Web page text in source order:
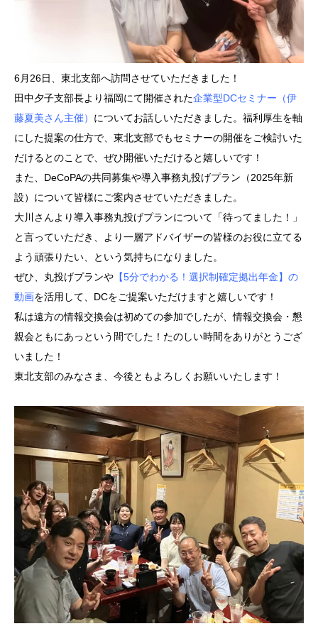
6月26日、東北支部へ訪問させていただきました！
田中夕子支部長より福岡にて開催された企業型DCセミナー（伊
藤夏美さん主催） についてお話しいただきました。福利厚生を軸
にした提案の仕方で、東北支部でもセミナーの開催をご検討いた
だけるとのことで、ぜひ開催いただけると嬉しいです！
また、DeCoPAの共同募集や導入事務丸投げプラン（2025年新
設）について皆様にご案内させていただきました。
大川さんより導入事務丸投げプランについて「待ってました！」
と言っていただき、より一層アドバイザーの皆様のお役に立てる
よう頑張りたい、という気持ちになりました。
ぜひ、丸投げプランや 【5分でわかる！選択制確定拠出年金】の
動画を活用して、DCをご提案いただけますと嬉しいです！
私は遠方の情報交換会は初めての参加でしたが、情報交換会・懇
親会ともにあっという間でした！たのしい時間をありがとうござ
いました！
東北支部のみなさま、今後ともよろしくお願いいたします！